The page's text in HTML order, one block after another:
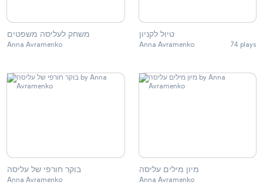
משחק לעליסה משפטים
Anna Avramenko
טיול לקניון
Anna Avramenko 74 plays
בוקר חורפי של עליסה
Anna Avramenko
מיון מילים עליסה
Anna Avramenko